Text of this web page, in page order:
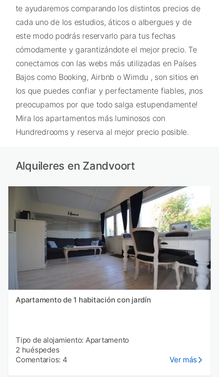
te ayudaremos comparando los distintos precios de
cada uno de los estudios, áticos o albergues y de
este modo podrás reservarlo para tus fechas
cómodamente y garantizándote el mejor precio. Te
conectamos con las webs más utilizadas en Países
Bajos como Booking, Airbnb o Wimdu , son sitios en
los que puedes confiar y perfectamente fiables, ¡nos
preocupamos por que todo salga estupendamente!
Mira los apartamentos más luminosos con
Hundredrooms y reserva al mejor precio posible.
Alquileres en Zandvoort
Apartamento de 1 habitación con jardín
Tipo de alojamiento: Apartamento
2 huéspedes
Comentarios: 4
Ver más